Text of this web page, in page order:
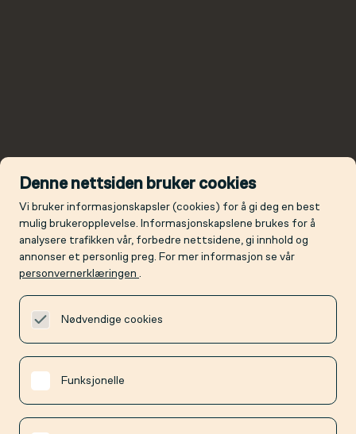
Denne nettsiden bruker cookies
Vi bruker informasjonskapsler (cookies) for å gi deg en best
mulig brukeropplevelse. Informasjonskapslene brukes for å
analysere trafikken vår, forbedre nettsidene, gi innhold og
annonser et personlig preg. For mer informasjon se vår
personvernerklæringen .
Nødvendige cookies
Funksjonelle